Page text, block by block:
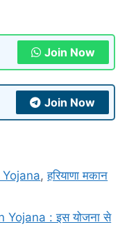
Join Now
Join Now
,हरियाणा मकान
: इस योजना से